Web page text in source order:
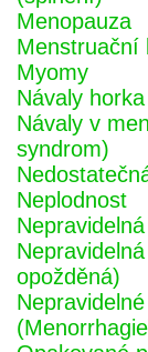
Menopauza
Menstruační
Myomy
Návaly horka
Návaly v
syndrom)
Neplodnost
opožděná)